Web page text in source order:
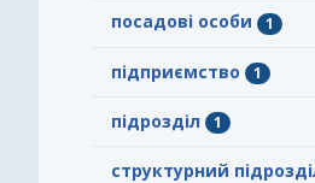
посадові особи 1
підприємство 1
підрозділ 1
структурний